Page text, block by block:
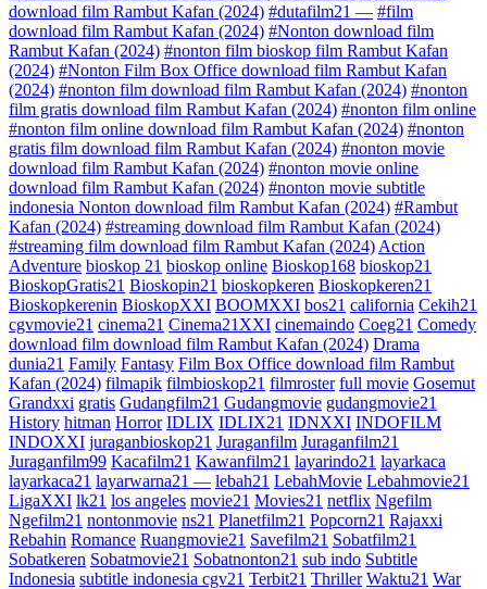
download film Rambut Kafan (2024) #dutafilm21 — #film
download film Rambut Kafan (2024) #Nonton download film
Rambut Kafan (2024) #nonton film bioskop film Rambut Kafan
(2024) #Nonton Film Box Office download film Rambut Kafan
(2024) #nonton film download film Rambut Kafan (2024) #nonton
film gratis download film Rambut Kafan (2024) #nonton film online
#nonton film online download film Rambut Kafan (2024) #nonton
gratis film download film Rambut Kafan (2024) #nonton movie
download film Rambut Kafan (2024) #nonton movie online
download film Rambut Kafan (2024) #nonton movie subtitle
indonesia Nonton download film Rambut Kafan (2024) #Rambut
Kafan (2024) #streaming download film Rambut Kafan (2024)
#streaming film download film Rambut Kafan (2024) Action
Adventure bioskop 21 bioskop online Bioskop168 bioskop21
BioskopGratis21 Bioskopin21 bioskopkeren Bioskopkeren21
Bioskopkerenin BioskopXXI BOOMXXI bos21 california Cekih21
cgvmovie21 cinema21 Cinema21XXI cinemaindo Coeg21 Comedy
download film download film Rambut Kafan (2024) Drama
dunia21 Family Fantasy Film Box Office download film Rambut
Kafan (2024) filmapik filmbioskop21 filmroster full movie Gosemut
Grandxxi gratis Gudangfilm21 Gudangmovie gudangmovie21
History hitman Horror IDLIX IDLIX21 IDNXXI INDOFILM
INDOXXI juraganbioskop21 Juraganfilm Juraganfilm21
Juraganfilm99 Kacafilm21 Kawanfilm21 layarindo21 layarkaca
layarkaca21 layarwarna21 — lebah21 LebahMovie Lebahmovie21
LigaXXI lk21 los angeles movie21 Movies21 netflix Ngefilm
Ngefilm21 nontonmovie ns21 Planetfilm21 Popcorn21 Rajaxxi
Rebahin Romance Ruangmovie21 Savefilm21 Sobatfilm21
Sobatkeren Sobatmovie21 Sobatnonton21 sub indo Subtitle
Indonesia subtitle indonesia cgv21 Terbit21 Thriller Waktu21 War